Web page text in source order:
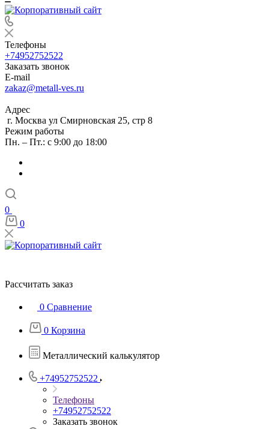
Телефоны
+74952752522
Заказать звонок
E-mail
zakaz@metall-ves.ru
Адрес
г. Москва ул Смирновская 25, стр 8
Режим работы
Пн. – Пт.: с 9:00 до 18:00
0
0
Рассчитать заказ
0 Сравнение
0 Корзина
Металлический калькулятор
+74952752522
Телефоны
+74952752522
Заказать звонок